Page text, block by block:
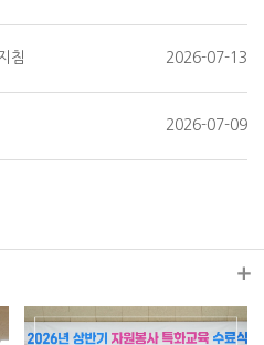
침 2026-07-13
2026-07-09